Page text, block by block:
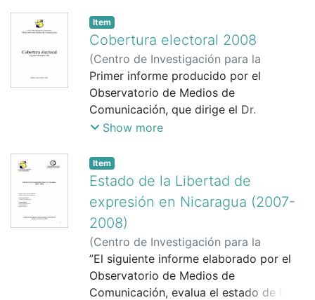
mecanismos de participación como
cartas al director, concluyendo que la
falta de recursos para estudios de
audiencia y la sobre-politización de las
agendas erosionan la confianza
ciudadana.
Item
Cobertura electoral 2008
(Centro de Investigación para la
Comunicación (CINCO),1/11/2008
Primer informe producido por el
Observatorio de Medios de
Comunicación, que dirige el Dr.
Guillermo Rothschuh Villanueva. El
que diferentes medios nacionales
dieron cobertura a las elecciones
municipales del 2008. El informe es un
primer esfuerzo del Observatorio de
Medios para enriquecer el debate sobre
las relaciones entre los medios y la
sociedad y su rol como actores
políticos.
Show more
Item
Estado de la Libertad de
expresión en Nicaragua (2007-
2008)
(Centro de Investigación para la
Comunicación (CINCO),1/3/2009)
”El siguiente informe elaborado por el
Observatorio de Medios de
Comunicación, evalua el estado de la